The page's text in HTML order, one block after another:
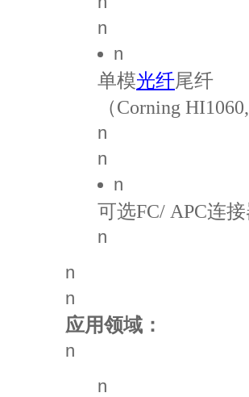
n
n
单模光纤尾纤
（Corning
n
n
n
可选FC/ APC连
n
n
n
应用领域：
n
n